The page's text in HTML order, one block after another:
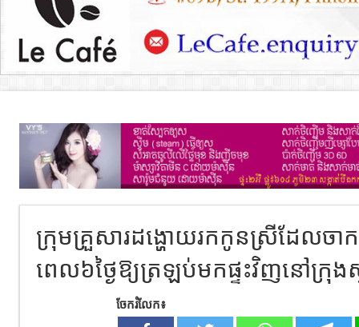
ក្រុមគ្រួសារដង្ហោយរកកូនស្រីដែលចា
ពេល៦ថ្ងៃឱ្យត្រឡប់មកផ្ទះវិញនៅក្រុង
ចែករំលែក៖